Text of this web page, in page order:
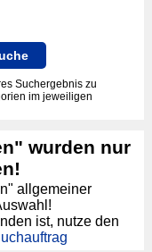
Suchergebnis zu
im jeweiligen
wurden nur
allgemeiner
ist, nutze den